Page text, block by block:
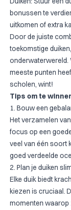
bonussen te
uitkomen of extra
Door de juiste
toekomstige
onderwaterwereld.
meeste punten
scholen, wint!
Tips om te
1. Bouw een
Het verzamelen
focus op een
veel van één soort
goed verdeelde
2. Plan je duiken
Elke duik biedt
kiezen is cruciaal.
momenten waarop